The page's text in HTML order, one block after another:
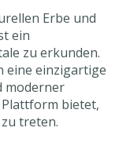
Erbe und
ein
zu erkunden.
eine einzigartige
moderner
bietet,
treten.